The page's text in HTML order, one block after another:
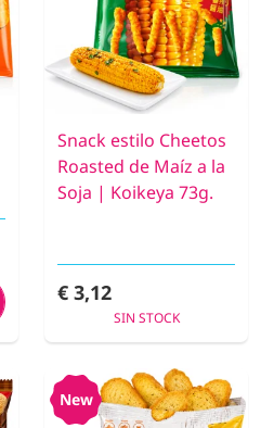
Snack estilo Cheetos
Roasted de Maíz a la
Soja | Koikeya 73g.
€ 3,12
SIN STOCK
New